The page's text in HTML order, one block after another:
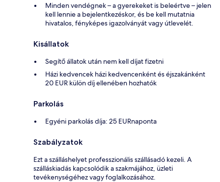
Minden vendégnek – a gyerekeket is beleértve – jelen
kell lennie a bejelentkezéskor, és be kell mutatnia
hivatalos, fényképes igazolványát vagy útlevelét.
Kisállatok
Segítő állatok után nem kell díjat fizetni
Házi kedvencek házi kedvencenként és éjszakánként
20 EUR külön díj ellenében hozhatók
Parkolás
Egyéni parkolás díja: 25 EURnaponta
Szabályzatok
Ezt a szálláshelyet professzionális szállásadó kezeli. A
szálláskiadás kapcsolódik a szakmájához, üzleti
tevékenységéhez vagy foglalkozásához.